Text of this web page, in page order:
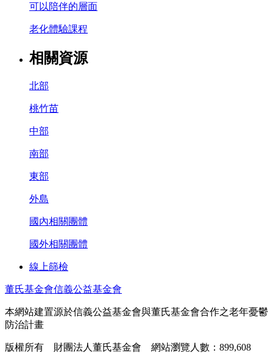
可以陪伴的層面
老化體驗課程
相關資源
北部
桃竹苗
中部
南部
東部
外島
國內相關團體
國外相關團體
線上篩檢
董氏基金會信義公益基金會
本網站建置源於信義公益基金會與董氏基金會合作之老年憂鬱
防治計畫
版權所有 財團法人董氏基金會 網站瀏覽人數：899,608